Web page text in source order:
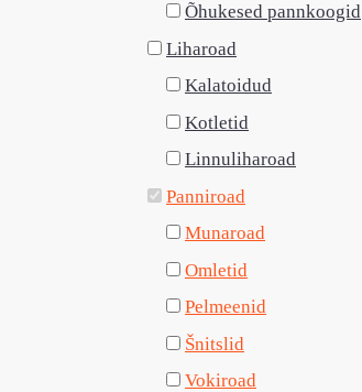
Õhukesed pannkoogid
Liharoad
Kalatoidud
Kotletid
Linnuliharoad
Panniroad
Munaroad
Omletid
Pelmeenid
Šnitslid
Vokiroad